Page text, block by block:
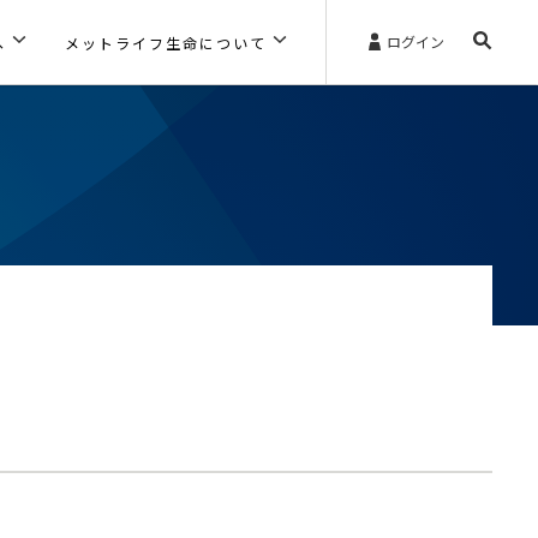
メットライフ生命について ログイン